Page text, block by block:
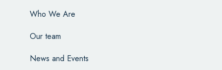
Who We Are
Our team
News and Events